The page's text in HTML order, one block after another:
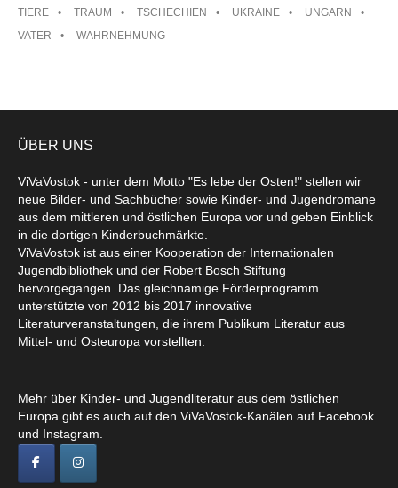
TIERE
TRAUM TSCHECHIEN UKRAINE
UNGARN
VATER
WAHRNEHMUNG
ÜBER UNS
ViVaVostok - unter dem Motto "Es lebe der Osten!" stellen wir
neue Bilder- und Sachbücher sowie Kinder- und Jugendromane
aus dem mittleren und östlichen Europa vor und geben Einblick
in die dortigen Kinderbuchmärkte.
ViVaVostok ist aus einer Kooperation der Internationalen
Jugendbibliothek und der Robert Bosch Stiftung
hervorgegangen. Das gleichnamige Förderprogramm
unterstützte von 2012 bis 2017 innovative
Literaturveranstaltungen, die ihrem Publikum Literatur aus
Mittel- und Osteuropa vorstellten.
Mehr über Kinder- und Jugendliteratur aus dem östlichen
Europa gibt es auch auf den ViVaVostok-Kanälen auf Facebook
und Instagram.